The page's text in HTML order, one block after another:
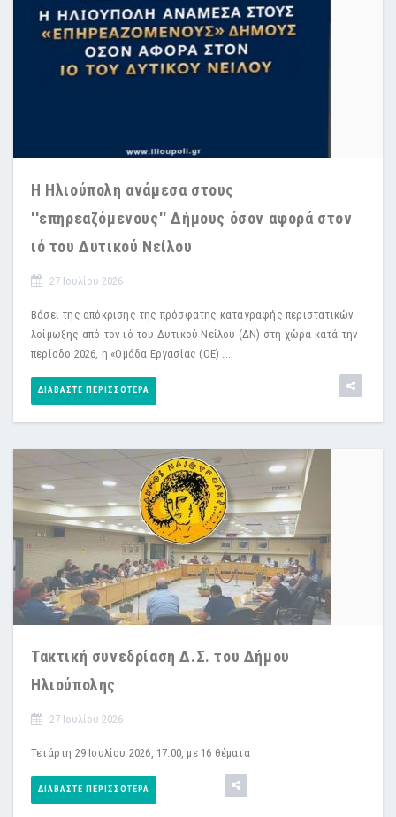
Η Ηλιούπολη ανάμεσα στους
''επηρεαζόμενους'' Δήμους όσον αφορά στον
ιό του Δυτικού Νείλου
27 Ιουλίου 2026
Βάσει της απόκρισης της πρόσφατης καταγραφής περιστατικών
λοίμωξης από τον ιό του Δυτικού Νείλου (ΔΝ) στη χώρα κατά την
περίοδο 2026, η «Ομάδα Εργασίας (ΟΕ) ...
ΔΙΑΒΆΣΤΕ ΠΕΡΙΣΣΌΤΕΡΑ
Τακτική συνεδρίαση Δ.Σ. του Δήμου
Ηλιούπολης
27 Ιουλίου 2026
Τετάρτη 29 Iουλίου 2026, 17:00, με 16 θέματα
ΔΙΑΒΆΣΤΕ ΠΕΡΙΣΣΌΤΕΡΑ